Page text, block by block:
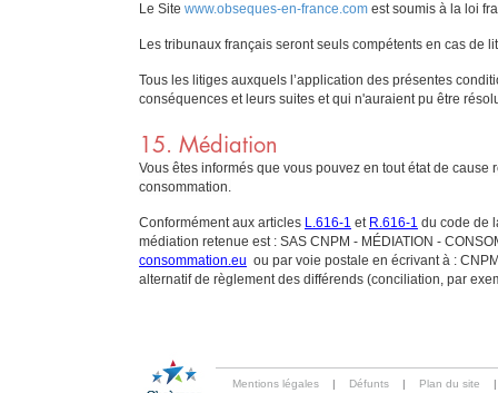
Le Site www.obseques-en-france.com est soumis à la loi
Les tribunaux français seront seuls compétents en cas de
Tous les litiges auxquels l’application des présentes
conséquences et leurs suites et qui n'auraient pu être
15. Médiation
Vous êtes informés que vous pouvez en tout état de
consommation.
Conformément aux articles L.616-1 et R.616-1 du code de
médiation retenue est : SAS CNPM - MÉDIATION -
consommation.eu ou par voie postale en écrivant à :
alternatif de règlement des différends (conciliation, par
Mentions légales | Défunts | Plan du site |